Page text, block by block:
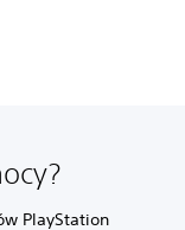
PlayStation